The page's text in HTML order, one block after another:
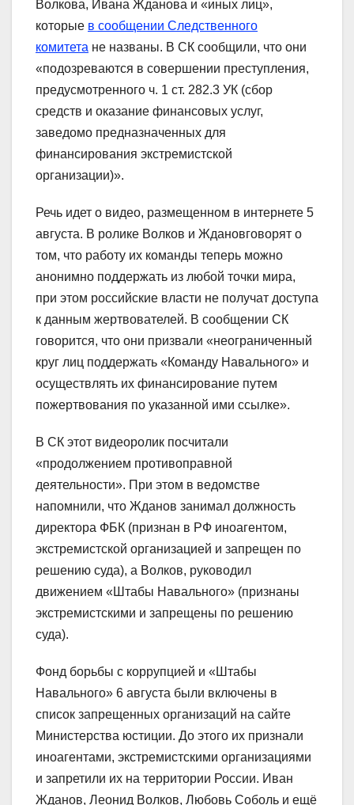
Волкова, Ивана Жданова и «иных лиц»,
которые в сообщении Следственного
комитета не названы. В СК сообщили, что они
«подозреваются в совершении преступления,
предусмотренного ч. 1 ст. 282.3 УК (сбор
средств и оказание финансовых услуг,
заведомо предназначенных для
финансирования экстремистской
организации)».
Речь идет о видео, размещенном в интернете 5
августа. В ролике Волков и Ждановговорят о
том, что работу их команды теперь можно
анонимно поддержать из любой точки мира,
при этом российские власти не получат доступа
к данным жертвователей. В сообщении СК
говорится, что они призвали «неограниченный
круг лиц поддержать «Команду Навального» и
осуществлять их финансирование путем
пожертвования по указанной ими ссылке».
В СК этот видеоролик посчитали
«продолжением противоправной
деятельности». При этом в ведомстве
напомнили, что Жданов занимал должность
директора ФБК (признан в РФ иноагентом,
экстремистской организацией и запрещен по
решению суда), а Волков, руководил
движением «Штабы Навального» (признаны
экстремистскими и запрещены по решению
суда).
Фонд борьбы с коррупцией и «Штабы
Навального» 6 августа были включены в
список запрещенных организаций на сайте
Министерства юстиции. До этого их признали
иноагентами, экстремистскими организациями
и запретили их на территории России. Иван
Жданов, Леонид Волков, Любовь Соболь и ещё